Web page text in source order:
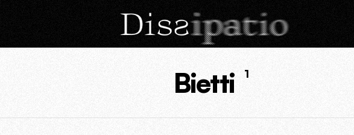
Bietti 1